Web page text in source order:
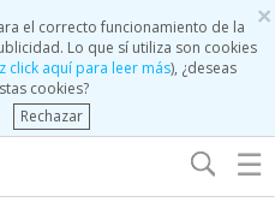
×
el correcto funcionamiento de la
Lo que sí utiliza son cookies
click aquí para leer más), ¿deseas
cookies?
Rechazar
☰